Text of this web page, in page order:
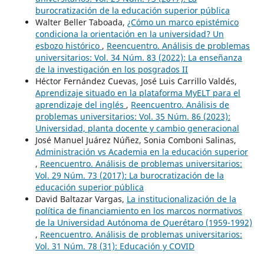
burocratización de la educación superior pública
Walter Beller Taboada, ¿Cómo un marco epistémico
condiciona la orientación en la universidad? Un
esbozo histórico , Reencuentro. Análisis de problemas
universitarios: Vol. 34 Núm. 83 (2022): La enseñanza
de la investigación en los posgrados II
Héctor Fernández Cuevas, José Luis Carrillo Valdés,
Aprendizaje situado en la plataforma MyELT para el
aprendizaje del inglés , Reencuentro. Análisis de
problemas universitarios: Vol. 35 Núm. 86 (2023):
Universidad, planta docente y cambio generacional
José Manuel Juárez Núñez, Sonia Comboni Salinas,
Administración vs Academia en la educación superior
, Reencuentro. Análisis de problemas universitarios:
Vol. 29 Núm. 73 (2017): La burocratización de la
educación superior pública
David Baltazar Vargas, La institucionalización de la
política de financiamiento en los marcos normativos
de la Universidad Autónoma de Querétaro (1959-1992)
, Reencuentro. Análisis de problemas universitarios:
Vol. 31 Núm. 78 (31): Educación y COVID